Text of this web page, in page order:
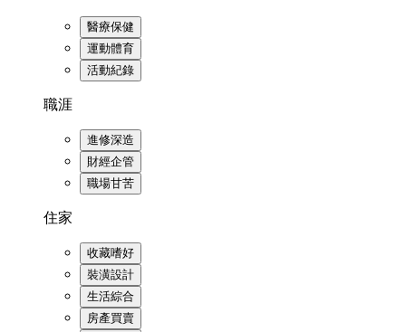
醫療保健
運動體育
活動紀錄
職涯
進修深造
財經企管
職場甘苦
住家
收藏嗜好
裝潢設計
生活綜合
房產買賣